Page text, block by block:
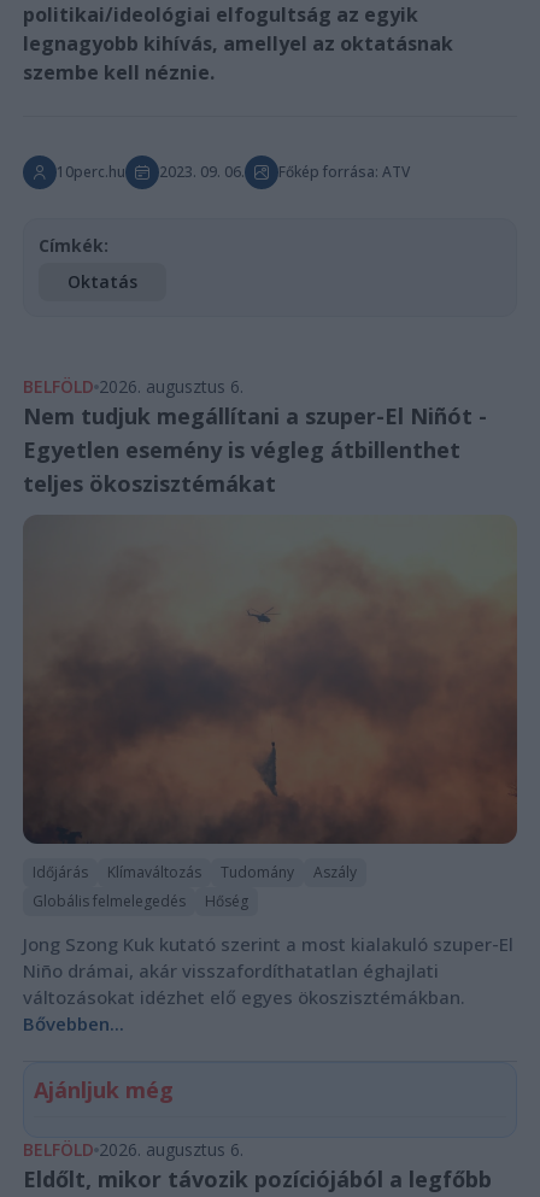
politikai/ideológiai elfogultság az egyik
legnagyobb kihívás, amellyel az oktatásnak
szembe kell néznie.
10perc.hu 2023. 09. 06. Főkép forrása: ATV
Címkék:
Oktatás
BELFÖLD 2026. augusztus 6.
Nem tudjuk megállítani a szuper-El Niñót -
Egyetlen esemény is végleg átbillenthet
teljes ökoszisztémákat
Időjárás Klímaváltozás Tudomány
Aszály
Globális felmelegedés
Hőség
Jong Szong Kuk kutató szerint a most kialakuló szuper-El
Niño drámai, akár visszafordíthatatlan éghajlati
változásokat idézhet elő egyes ökoszisztémákban.
Bővebben...
Ajánljuk még
BELFÖLD 2026. augusztus 6.
Eldőlt, mikor távozik pozíciójából a legfőbb